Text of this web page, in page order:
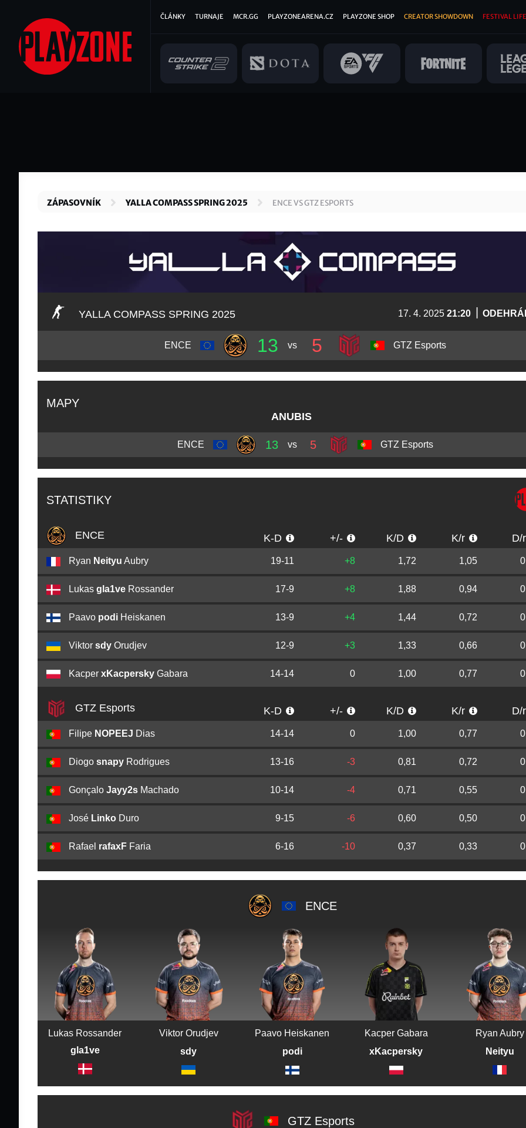
hlavnímu
obsahu
Hlavní
ČLÁNKY TURNAJE MCR.GG PLAYZONEARENA.CZ PLAYZONE SHOP CREATOR SHOWDOWN FESTIVAL
ZÁPASOVNÍK YALLA COMPASS SPRING 2025 ENCE VS GTZ ESPORTS
YALLA COMPASS SPRING 2025 17. 4. 2025 21:20
ENCE 13 vs 5 GTZ Esports
MAPY
ANUBIS
ENCE 13 vs 5 GTZ Esports
STATISTIKY
ENCE K-D +/- K/D K/r
Ryan Neityu Aubry 19-11 +8 1,72 1,05
Lukas gla1ve Rossander 17-9 +8 1,88 0,94
Paavo podi Heiskanen 13-9 +4 1,44 0,72
Viktor sdy Orudjev 12-9 +3 1,33 0,66
Kacper xKacpersky Gabara 14-14 0 1,00 0,77
GTZ Esports K-D +/- K/D K/r
Filipe NOPEEJ Dias 14-14 0 1,00 0,77
Diogo snapy Rodrigues 13-16 -3 0,81 0,72
Gonçalo Jayy2s Machado 10-14 -4 0,71 0,55
José Linko Duro 9-15 -6 0,60 0,50
Rafael rafaxF Faria 6-16 -10 0,37 0,33
ENCE
Lukas Rossander
gla1ve
Viktor Orudjev
sdy
Paavo Heiskanen
podi
Kacper Gabara
xKacpersky
Ryan Aubry
Neityu
GTZ Esports